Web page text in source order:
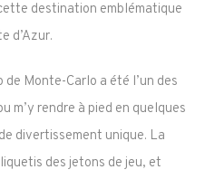
destination emblématique
d’Azur.
Monte-Carlo a été l’un des
m’y rendre à pied en quelques
divertissement unique. La
des jetons de jeu, et